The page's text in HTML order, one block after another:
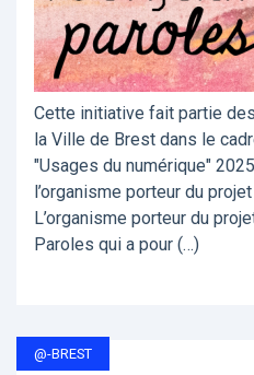
Cette initiative fait partie
la Ville de Brest dans le
"Usages du numérique"
l’organisme porteur du
L’organisme porteur du
Paroles qui a pour (…)
@-BREST